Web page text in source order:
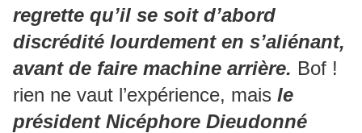
regrette qu’il se soit d’abord
discrédité lourdement en s’aliénant,
avant de faire machine arrière. Bof !
rien ne vaut l’expérience, mais le
président Nicéphore Dieudonné